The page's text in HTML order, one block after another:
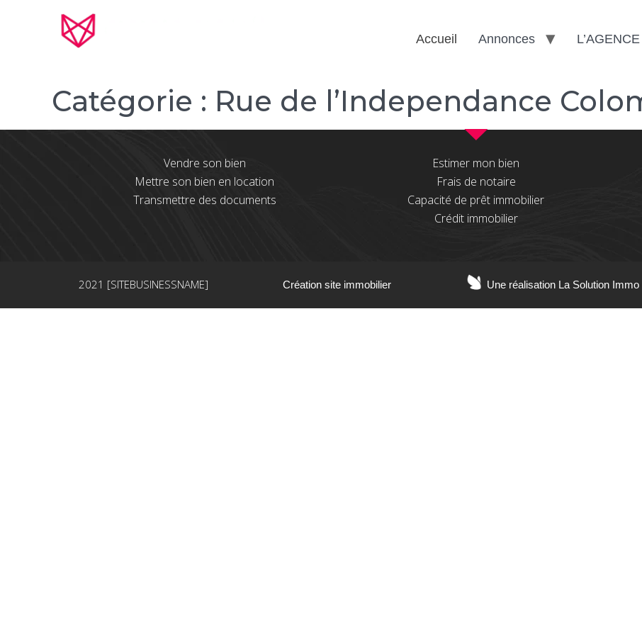
Accueil Annonces L’AGENCE
Catégorie : Rue de l’Independance
Vendre son bien
Mettre son bien en location
Transmettre des documents
Estimer mon bien
Frais de notaire
Capacité de prêt immobilier
Crédit immobilier
2021 [SITEBUSINESSNAME] Création site immobilier Une réalisation La Solution Immo